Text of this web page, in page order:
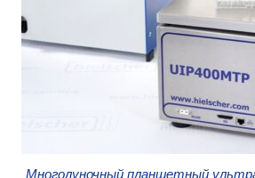
Многолуночный планшетный